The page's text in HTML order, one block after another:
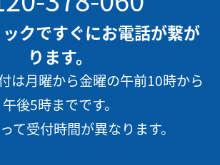
クですぐにお電話が繋が
ります。
は月曜から金曜の午前10時から
午後5時までです。
て受付時間が異なります。